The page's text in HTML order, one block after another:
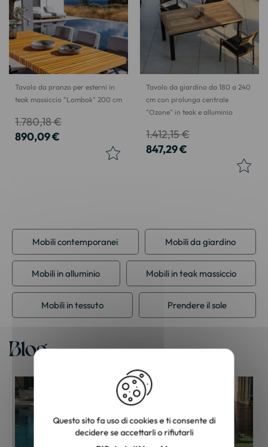
Tavolo da pranzo per esterni in
teak massiccio "Lombok" 200 cm
890,09 €
1.780,18 €
Tavolo da giardino da 180 a 240
cm con prolunga centrale
"Ozone" in teak e alluminio
847,29 €
1.412,15 €
Mobili contemporanei Mobili da giardino
Mobili in alluminio Mobili in teak massiccio
Mobili in tessuto Prendere il sole
Blog
Questo sito fa uso di cookies e ti consente di
decidere se accettarli o rifiutarli